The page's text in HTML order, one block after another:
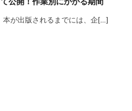
本が出版されるまでには、企[…]